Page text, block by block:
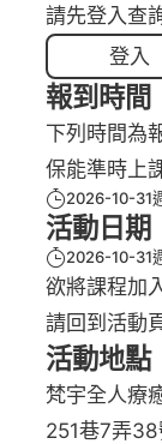
請先登入查
登入
報到時間
下列時間為
保能準時上
2026-10-31
活動日期
2026-10-31
欲將課程加
請回到活動
活動地點
梵宇全人療
251巷7弄38